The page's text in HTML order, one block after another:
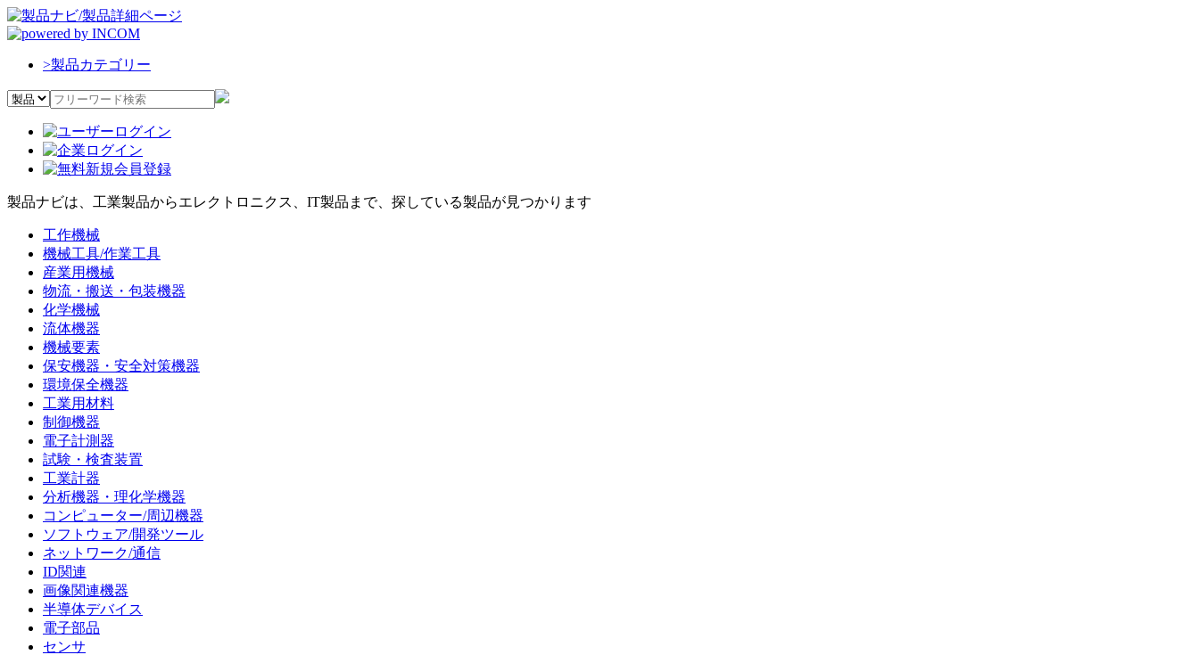
>製品カテゴリー
製品ナビは、工業製品からエレクトロニクス、IT製品まで、探している製品が見つかります
工作機械
機械工具/作業工具
産業用機械
物流・搬送・包装機器
化学機械
流体機器
機械要素
保安機器・安全対策機器
環境保全機器
工業用材料
制御機器
電子計測器
試験・検査装置
工業計器
分析機器・理化学機器
コンピューター/周辺機器
ソフトウェア/開発ツール
ネットワーク/通信
ID関連
画像関連機器
半導体デバイス
電子部品
センサ